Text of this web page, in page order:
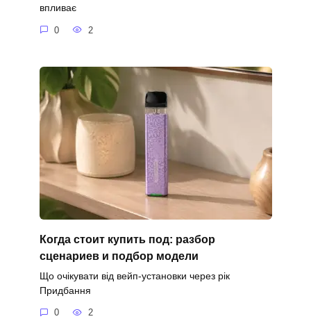
впливає
0 2
Когда стоит купить под: разбор
сценариев и подбор модели
Що очікувати від вейп-установки через рік
Придбання
0 2